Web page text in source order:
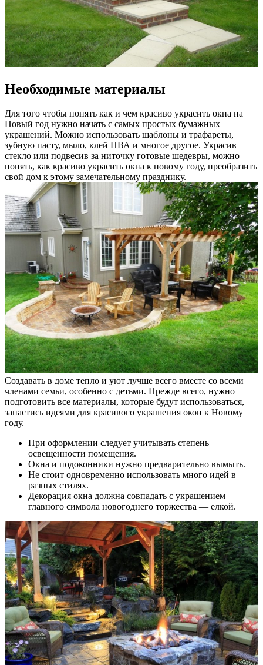
Необходимые материалы
Для того чтобы понять как и чем красиво украсить окна на
Новый год нужно начать с самых простых бумажных
украшений. Можно использовать шаблоны и трафареты,
зубную пасту, мыло, клей ПВА и многое другое. Украсив
стекло или подвесив за ниточку готовые шедевры, можно
понять, как красиво украсить окна к новому году, преобразить
свой дом к этому замечательному празднику.
Создавать в доме тепло и уют лучше всего вместе со всеми
членами семьи, особенно с детьми. Прежде всего, нужно
подготовить все материалы, которые будут использоваться,
запастись идеями для красивого украшения окон к Новому
году.
При оформлении следует учитывать степень
освещенности помещения.
Окна и подоконники нужно предварительно вымыть.
Не стоит одновременно использовать много идей в
разных стилях.
Декорация окна должна совпадать с украшением
главного символа новогоднего торжества — елкой.